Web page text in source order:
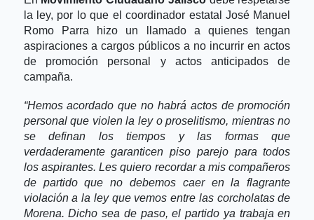
la ley, por lo que el coordinador estatal José Manuel
Romo Parra hizo un llamado a quienes tengan
aspiraciones a cargos públicos a no incurrir en actos
de promoción personal y actos anticipados de
campaña.
“Hemos acordado que no habrá actos de promoción
personal que violen la ley o proselitismo, mientras no
se definan los tiempos y las formas que
verdaderamente garanticen piso parejo para todos
los aspirantes. Les quiero recordar a mis compañeros
de partido que no debemos caer en la flagrante
violación a la ley que vemos entre las corcholatas de
Morena. Dicho sea de paso, el partido ya trabaja en